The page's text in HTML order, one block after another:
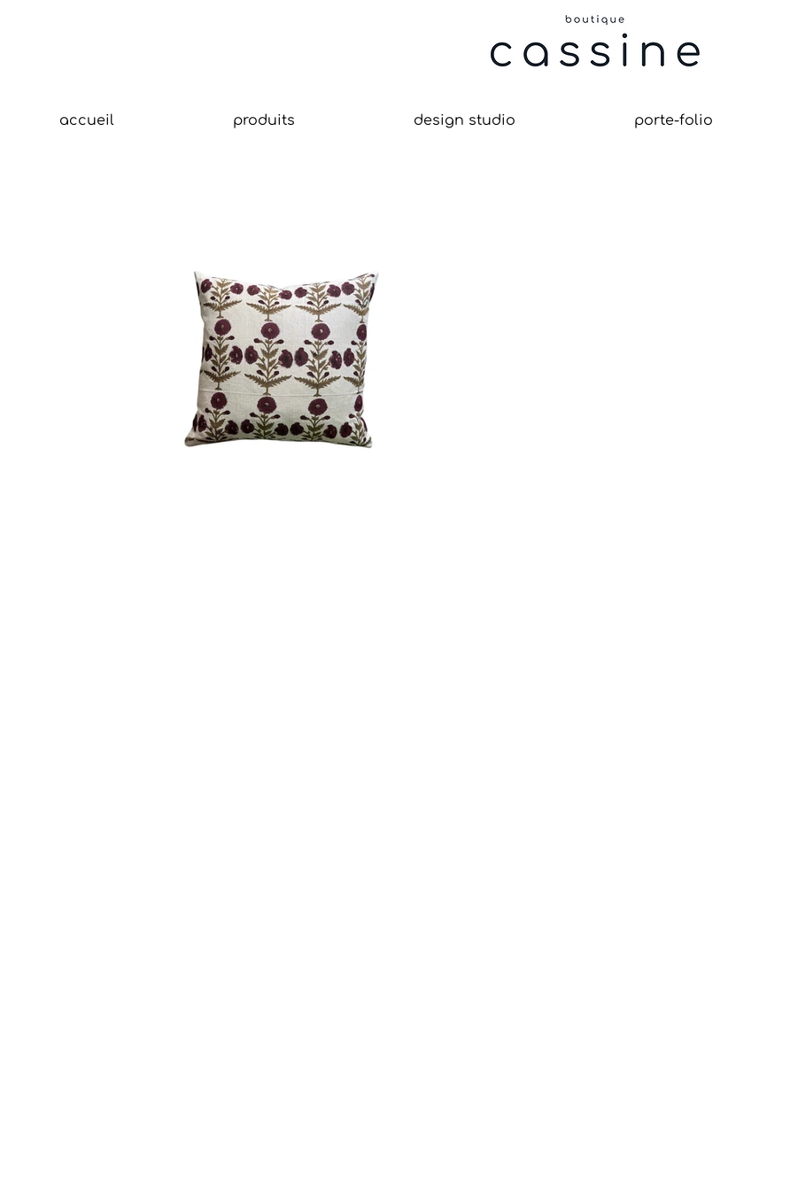
accueil produits design studio porte-folio